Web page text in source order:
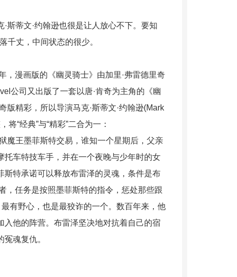
蒂文·约翰逊也很是让人放心不下。要知
千丈，中间状态的很少。
漫画版的《幽灵骑士》由加里·弗雷德里奇
公司又出版了一套以唐·肯奇为主角的《幽
版精彩，所以导演马克·斯蒂文·约翰逊(Mark
“经典”与“精彩”二合为一：
王墨菲斯特交易，谁知一个星期后，父亲
车特技车手，并在一个夜晚与少年时的女
特承诺可以释放布雷泽的灵魂，条件是布
，任务是按照墨菲斯特的指令，惩处那些跟
有野心，也是最狡诈的一个。数百年来，他
他的阵营。布雷泽坚决地对抗着自己的宿
魂复仇。